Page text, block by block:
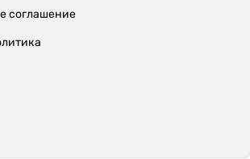
соглашение